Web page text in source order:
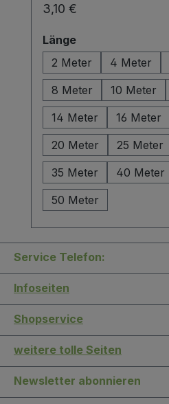
Regulärer Preis:
3,10 €
Längeauswählen
2 Meter
4 Meter
8 Meter
10 Meter
14 Meter
16 Meter
20 Meter
25 Meter
35 Meter
40 Meter
50 Meter
Service Telefon:
Infoseiten
Shopservice
weitere tolle Seiten
Newsletter abonnieren